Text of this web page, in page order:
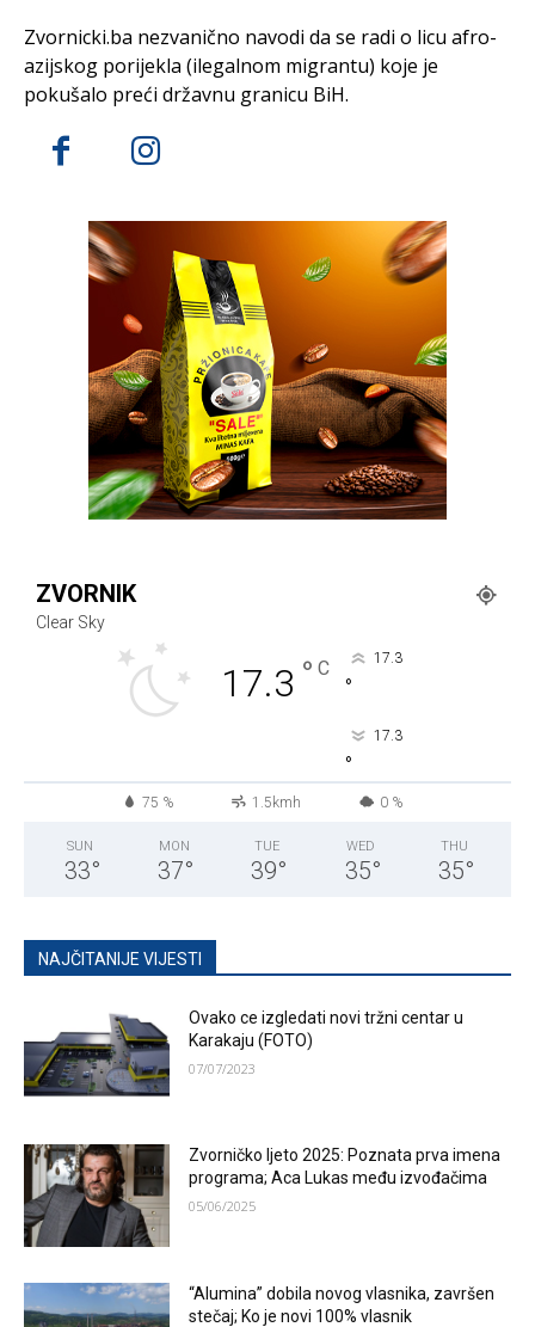
Zvornicki.ba nezvanično navodi da se radi o licu afro-
azijskog porijekla (ilegalnom migrantu) koje je
pokušalo preći državnu granicu BiH.
ZVORNIK
Clear Sky
17.3 ° C 17.3
°
17.3
°
75 % 1.5kmh 0 %
SUN
33°
MON
37°
TUE
39°
WED
35°
THU
35°
NAJČITANIJE VIJESTI
Ovako ce izgledati novi tržni centar u
Karakaju (FOTO)
07/07/2023
Zvorničko ljeto 2025: Poznata prva imena
programa; Aca Lukas među izvođačima
05/06/2025
“Alumina” dobila novog vlasnika, završen
stečaj; Ko je novi 100% vlasnik